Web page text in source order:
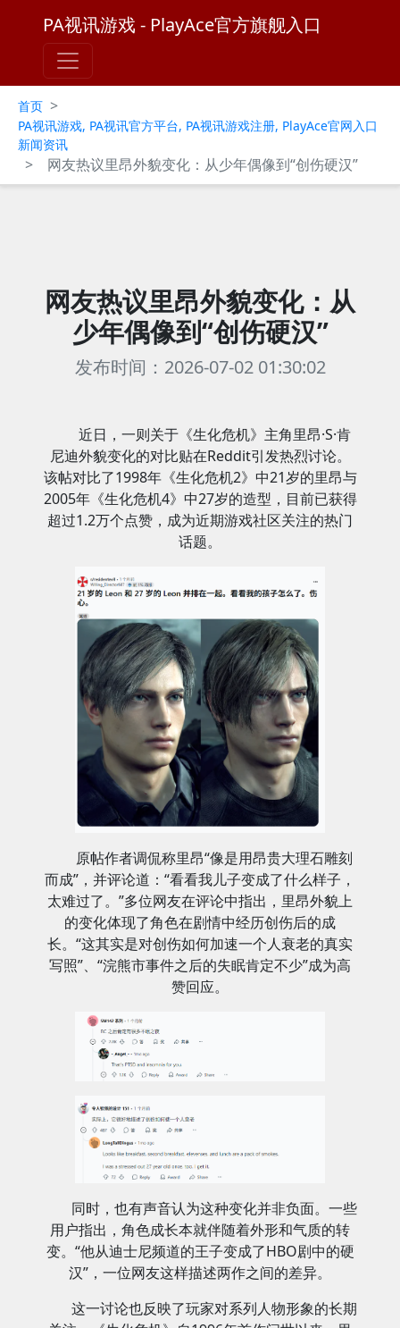
PA视讯游戏 - PlayAce官方旗舰入口
首页 >
PA视讯游戏, PA视讯官方平台, PA视讯游戏注册, PlayAce官网入口
新闻资讯
> 网友热议里昂外貌变化：从少年偶像到“创伤硬汉”
网友热议里昂外貌变化：从
少年偶像到“创伤硬汉”
发布时间：2026-07-02 01:30:02
近日，一则关于《生化危机》主角里昂·S·肯
尼迪外貌变化的对比贴在Reddit引发热烈讨论。
该帖对比了1998年《生化危机2》中21岁的里昂与
2005年《生化危机4》中27岁的造型，目前已获得
超过1.2万个点赞，成为近期游戏社区关注的热门
话题。
原帖作者调侃称里昂“像是用昂贵大理石雕刻
而成”，并评论道：“看看我儿子变成了什么样子，
太难过了。”多位网友在评论中指出，里昂外貌上
的变化体现了角色在剧情中经历创伤后的成
长。“这其实是对创伤如何加速一个人衰老的真实
写照”、“浣熊市事件之后的失眠肯定不少”成为高
赞回应。
同时，也有声音认为这种变化并非负面。一些
用户指出，角色成长本就伴随着外形和气质的转
变。“他从迪士尼频道的王子变成了HBO剧中的硬
汉”，一位网友这样描述两作之间的差异。
这一讨论也反映了玩家对系列人物形象的长期